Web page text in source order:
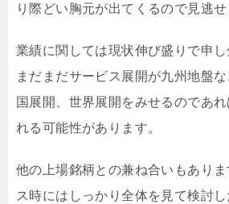
り際どい胸元が出てくるので見逃せ
業績に関しては現状伸び盛りで申し
まだまだサービス展開が九州地盤
国展開、世界展開をみせるのであ
れる可能性があります。
他の上場銘柄との兼ね合いもあり
ス時にはしっかり全体を見て検討し